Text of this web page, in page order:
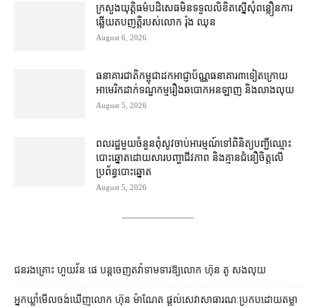
ក្រសួងយុត្តិធម៌​បដិសេធ​មិន​ទទួល​លិខិត​ស្នើសុំ​ពន្លឿន​ការ​
ឆ្លើយតប​ញត្តិ​របស់​លោក រ៉ុង ឈុន
August 6, 2026
ធនាគារជាតិ​កម្ពុជា​ដក​អាជ្ញាប័ណ្ណ​ធនាគារ​៣​​ទៀត​ក្រោយ​
អាមេរិក​ដាក់​ទណ្ឌកម្ម​​រឿង​ឆបោក​អនឡាញ និង​លាងលុយ
August 5, 2026
ពលរដ្ឋ​មួយចំនួន​ពុំ​សូវ​ចាប់អារម្មណ៍​ទៅ​ពិនិត្យ​បញ្ជី​ឈ្មោះ​
បោះឆ្នោត​ដោយសារ​បញ្ហា​ជីវភាព និង​គ្មាន​ជំនឿ​ចិត្ត​លើ​
ប្រព័ន្ធ​បោះឆ្នោត
August 5, 2026
ជនរងគ្រោះ ហួយវ័ន ផេ បន្ត​ចេញ​តវ៉ា​ទាមទារ​ឱ្យ​លោក ហ៊ុន តូ សង​លុយ
អ្នកឃ្លាំមើល​ចង់​ឃើញ​លោក ហ៊ុន ម៉ាណែត ផ្ដល់​សេវា​សាធារណៈ​ប្រកបដោយ​តម្លា